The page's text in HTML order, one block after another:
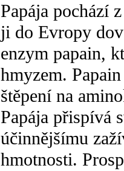
Papája pochází
ji do Evropy
enzym papain,
hmyzem.
štěpení na
Papája přispívá
účinnějšímu
hmotnosti.